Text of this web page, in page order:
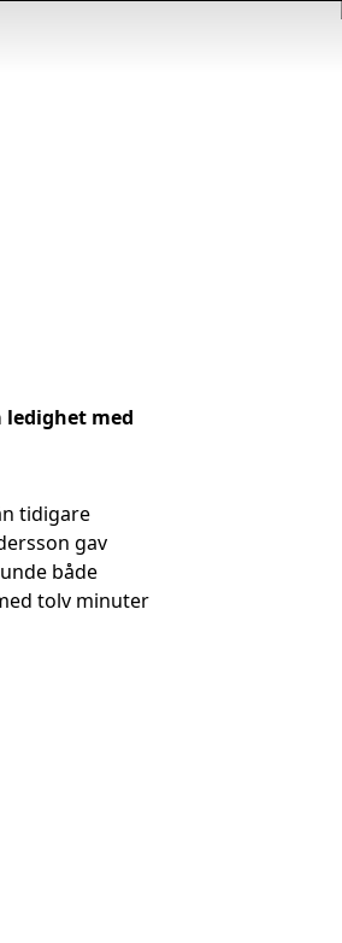
ledighet med
tidigare
gav
både
tolv minuter